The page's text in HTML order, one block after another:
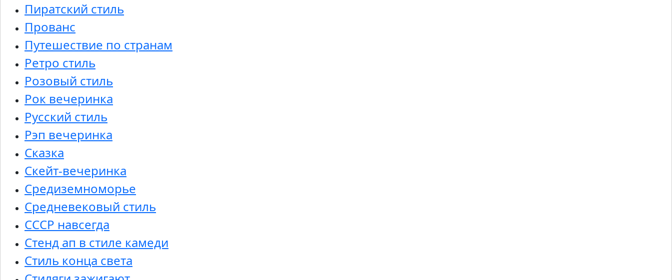
Пиратский стиль
Прованс
Путешествие по странам
Ретро стиль
Розовый стиль
Рок вечеринка
Русский стиль
Рэп вечеринка
Сказка
Скейт-вечеринка
Средиземноморье
Средневековый стиль
СССР навсегда
Стенд ап в стиле камеди
Стиль конца света